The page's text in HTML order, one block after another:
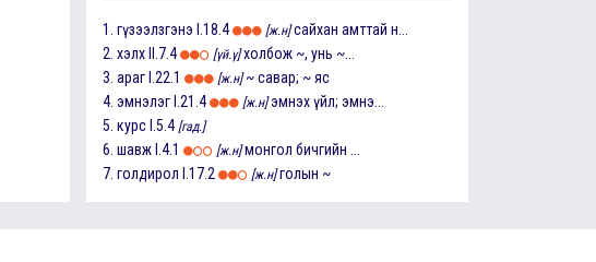
1. гүзээлзгэнэ I.18.4 [ж.н] сайхан амттай н...
2. хэлх II.7.4 [үй.ү] холбож ~, унь ~...
3. араг I.22.1 [ж.н] ~ савар; ~ яс
4. эмнэлэг I.21.4 [ж.н] эмнэх үйл; эмнэ...
5. курс I.5.4 [гад.]
6. шавж I.4.1 [ж.н] монгол бичгийн ...
7. голдирол I.17.2 [ж.н] голын ~